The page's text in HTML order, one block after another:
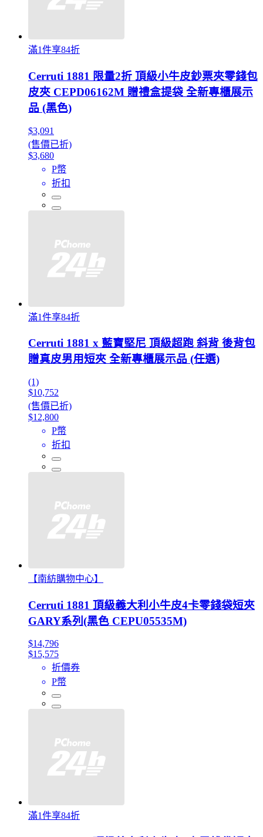
滿1件享84折
Cerruti 1881 限量2折 頂級小牛皮鈔票夾零錢包
皮夾 CEPD06162M 贈禮盒提袋 全新專櫃展示
品 (黑色)
$3,091
(售價已折)
$3,680
P幣
折扣
滿1件享84折
Cerruti 1881 x 藍寶堅尼 頂級超跑 斜背 後背包
贈真皮男用短夾 全新專櫃展示品 (任選)
(1)
$10,752
(售價已折)
$12,800
P幣
折扣
【南紡購物中心】
Cerruti 1881 頂級義大利小牛皮4卡零錢袋短夾
GARY系列(黑色 CEPU05535M)
$14,796
$15,575
折價券
P幣
滿1件享84折